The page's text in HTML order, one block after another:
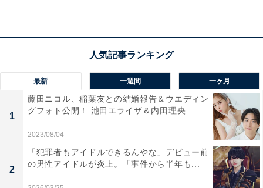
最新 一週間 一ヶ月
1
藤田ニコル、稲葉友との結婚報告＆ウエディン
グフォト公開！ 池田エライザ＆内田理央...
2023/08/04
2
「犯罪者もアイドルできるんやな」デビュー前
の男性アイドルが炎上。「事件から半年も...